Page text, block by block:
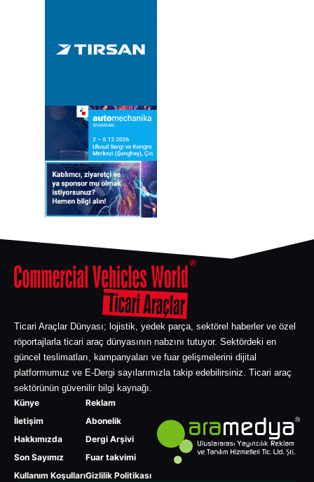
Ticari Araçlar Dünyası; lojistik, yedek parça, sektörel haberler ve özel
röportajlarla ticari araç dünyasının nabzını tutuyor. Sektördeki en
güncel teslimatları, kampanyaları ve fuar gelişmelerini dijital
platformumuz ve E-Dergi sayılarımızla takip edebilirsiniz. Ticari araç
sektörünün güvenilir bilgi kaynağı.
Künye
İletişim
Hakkımızda
Son Sayımız
Kullanım Koşulları
Reklam
Abonelik
Dergi Arşivi
Fuar takvimi
Gizlilik Politikası